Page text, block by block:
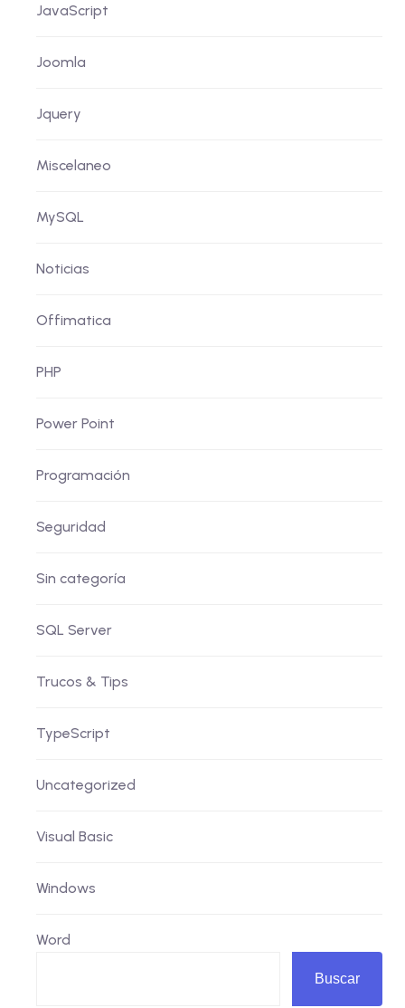
JavaScript
Joomla
Jquery
Miscelaneo
MySQL
Noticias
Offimatica
PHP
Power Point
Programación
Seguridad
Sin categoría
SQL Server
Trucos & Tips
TypeScript
Uncategorized
Visual Basic
Windows
Word
Buscar